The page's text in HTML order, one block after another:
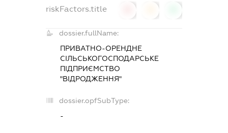
riskFactors.title
dossier.fullName:
ПРИВАТНО-ОРЕНДНЕ
СІЛЬСЬКОГОСПОДАРСЬКЕ
ПІДПРИЄМСТВО
"ВІДРОДЖЕННЯ"
dossier.opfSubType:
-